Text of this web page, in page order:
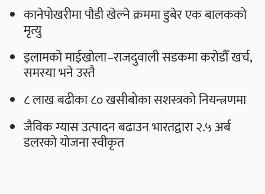
कानेपोखरीमा पौडी खेल्ने क्रममा डुबेर एक बालकको
मृत्यु
इलामको माईखोला–राजदुवाली सडकमा करोडौँ खर्च,
समस्या भने उस्तै
८ लाख बढीका ८० खसीबोका सशस्त्रको नियन्त्रणमा
जैविक ग्यास उत्पादन बढाउन भारतद्वारा २.५ अर्ब
डलरको योजना स्वीकृत